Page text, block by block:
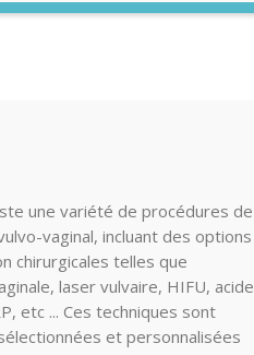
une variété de procédures de
vaginal, incluant des options
chirurgicales telles que
laser vulvaire, HIFU, acide
etc ... Ces techniques sont
et personnalisées